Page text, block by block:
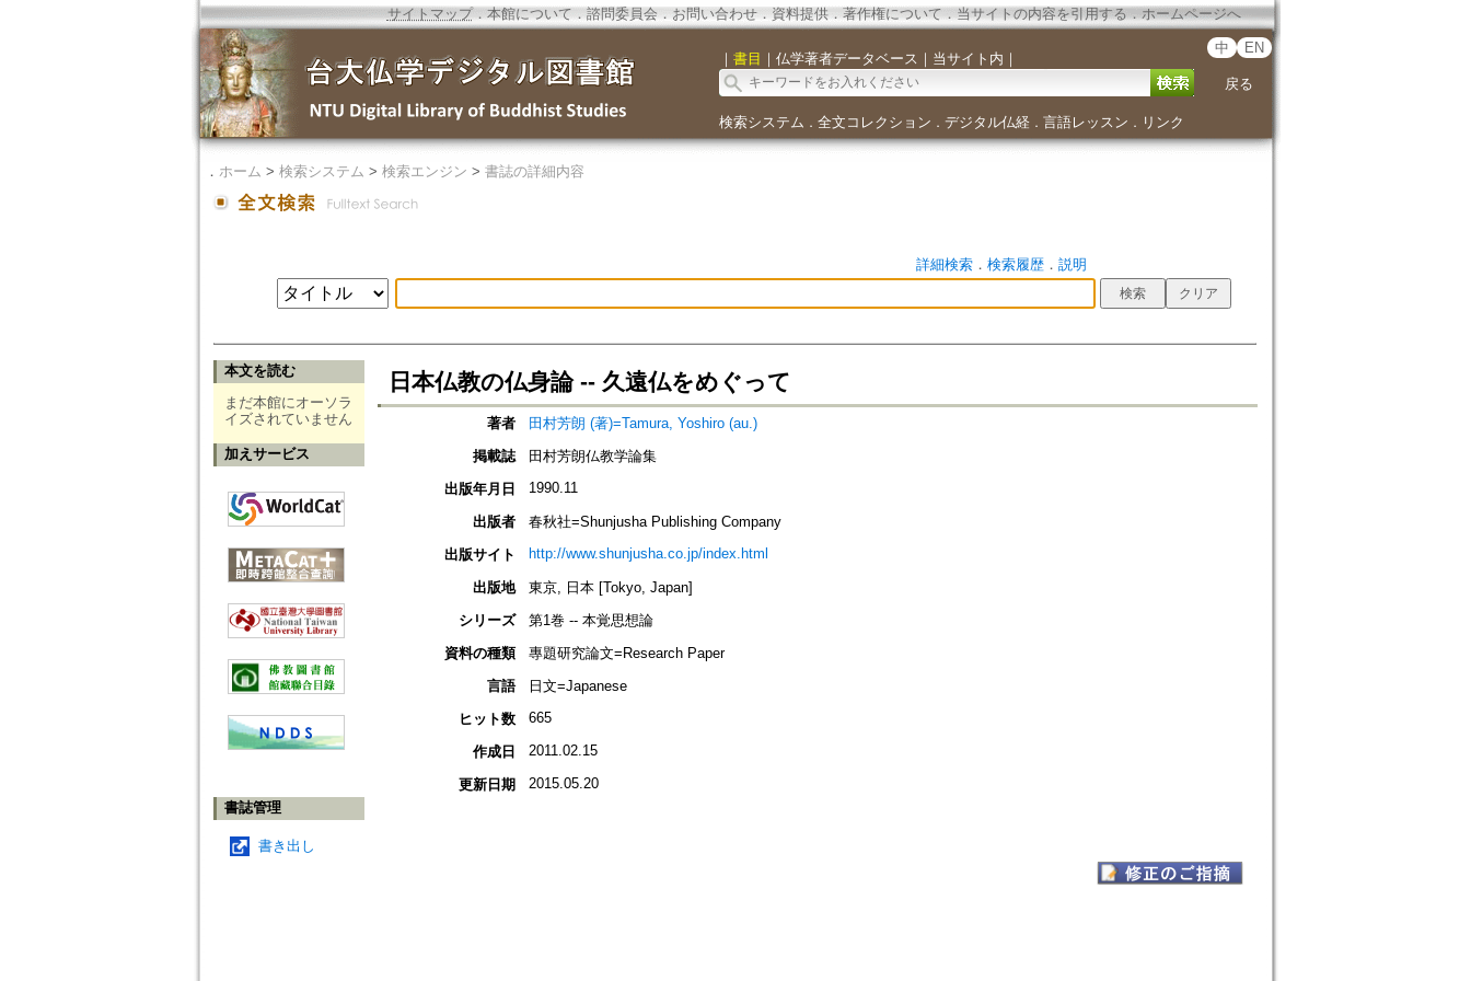
サイトマップ．本館について ． 諮問委員会． お問い合わせ． 資料提供． 著作権について．当サイトの内容を引用する ． ホームページへ
｜ 書目 ｜ 仏学著者データベース ｜ 当サイト内 ｜
中 EN
戻る
検索システム ． 全文コレクション ． デジタル仏経． 言語レッスン ． リンク
． ホーム > 検索システム > 検索エンジン > 書誌の詳細内容
詳細検索． 検索履歴． 説明
本文を読む
まだ本館にオーソラ
イズされていません
加えサービス
書誌管理
書き出し
日本仏教の仏身論 -- 久遠仏をめぐって
著者
田村芳朗 (著)=Tamura, Yoshiro (au.)
掲載誌
田村芳朗仏教学論集
出版年月日
1990.11
出版者
春秋社=Shunjusha Publishing Company
出版サイト
http://www.shunjusha.co.jp/index.html
出版地
東京, 日本 [Tokyo, Japan]
シリーズ
第1巻 -- 本覚思想論
資料の種類
專題研究論文=Research Paper
言語
日文=Japanese
ヒット数
665
作成日 2011.02.15
更新日期 2015.05.20